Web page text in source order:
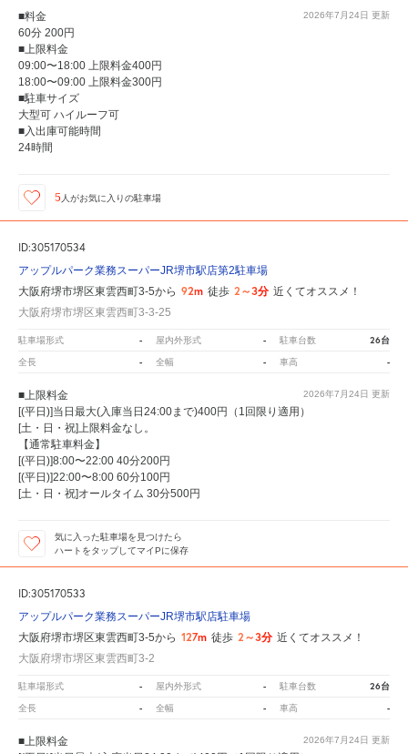
2026年7月24日 更新
■料金
60分 200円
■上限料金
09:00〜18:00 上限料金400円
18:00〜09:00 上限料金300円
■駐車サイズ
大型可 ハイルーフ可
■入出庫可能時間
24時間
5 人がお気に入りの駐車場
ID:305170534
アップルパーク業務スーパーJR堺市駅店第2駐車場
大阪府堺市堺区東雲西町3-5から 92m 徒歩 2～3分 近くてオススメ！
大阪府堺市堺区東雲西町3-3-25
駐車場形式 - 屋内外形式 - 駐車台数 26台
全長 - 全幅 - 車高 -
2026年7月24日 更新
■上限料金
[(平日)]当日最大(入庫当日24:00まで)400円（1回限り適用）
[土・日・祝]上限料金なし。
【通常駐車料金】
[(平日)]8:00〜22:00 40分200円
[(平日)]22:00〜8:00 60分100円
[土・日・祝]オールタイム 30分500円
気に入った駐車場を見つけたら
ハートをタップしてマイPに保存
ID:305170533
アップルパーク業務スーパーJR堺市駅店駐車場
大阪府堺市堺区東雲西町3-5から 127m 徒歩 2～3分 近くてオススメ！
大阪府堺市堺区東雲西町3-2
駐車場形式 - 屋内外形式 - 駐車台数 26台
全長 - 全幅 - 車高 -
2026年7月24日 更新
■上限料金